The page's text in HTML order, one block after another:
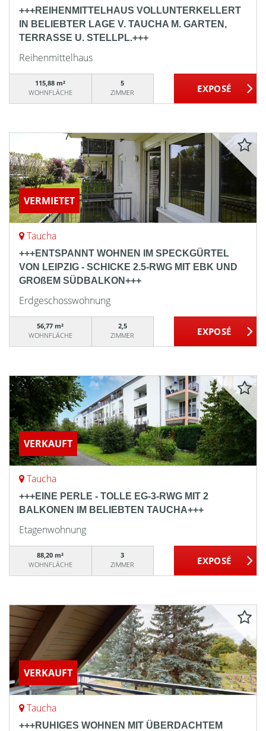
+++REIHENMITTELHAUS VOLLUNTERKELLERT
IN BELIEBTER LAGE V. TAUCHA M. GARTEN,
TERRASSE U. STELLPL.+++
Reihenmittelhaus
115,88 m²
WOHNFLÄCHE
5
ZIMMER
VERMIETET
Taucha
+++ENTSPANNT WOHNEN IM SPECKGÜRTEL
VON LEIPZIG - SCHICKE 2.5-RWG MIT EBK UND
GROßEM SÜDBALKON+++
Erdgeschosswohnung
56,77 m²
WOHNFLÄCHE
2,5
ZIMMER
VERKAUFT
Taucha
+++EINE PERLE - TOLLE EG-3-RWG MIT 2
BALKONEN IM BELIEBTEN TAUCHA+++
Etagenwohnung
88,20 m²
WOHNFLÄCHE
3
ZIMMER
VERKAUFT
Taucha
+++RUHIGES WOHNEN MIT ÜBERDACHTEM